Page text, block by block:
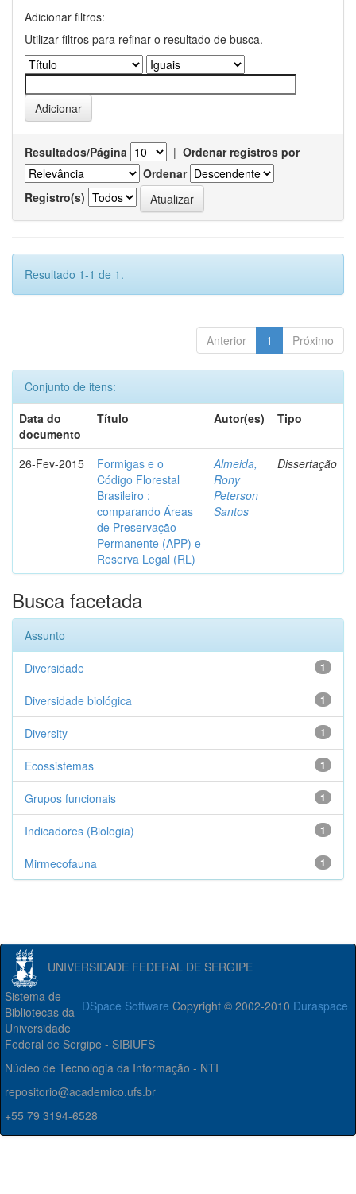
Adicionar filtros:
Utilizar filtros para refinar o resultado de busca.
Resultados/Página | Ordenar registros por
Ordenar
Registro(s)
Resultado 1-1 de 1.
Anterior 1 Próximo
Conjunto de itens:
Data do
documento
Título Autor(es) Tipo
26-Fev-2015
Formigas e o
Código Florestal
Brasileiro :
comparando Áreas
de Preservação
Permanente (APP) e
Reserva Legal (RL)
Almeida,
Rony
Peterson
Santos
Dissertação
Busca facetada
Assunto
1
Diversidade
1
Diversidade biológica
1
Diversity
1
Ecossistemas
1
Grupos funcionais
1
Indicadores (Biologia)
1
Mirmecofauna
UNIVERSIDADE FEDERAL DE SERGIPE
DSpace Software Copyright © 2002-2010 Duraspace
Sistema de
Bibliotecas da
Universidade
Federal de Sergipe - SIBIUFS
Núcleo de Tecnologia da Informação - NTI
repositorio@academico.ufs.br
+55 79 3194-6528